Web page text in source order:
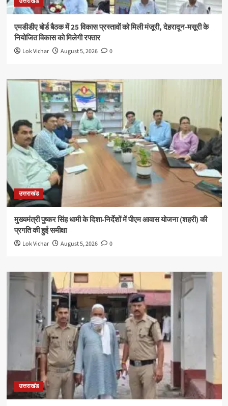
एमडीडीए बोर्ड बैठक में 25 विकास प्रस्तावों को मिली मंजूरी, देहरादून-मसूरी के
नियोजित विकास को मिलेगी रफ्तार
Lok Vichar August 5, 2026 0
उत्तराखंड
मुख्यमंत्री पुष्कर सिंह धामी के दिशा-निर्देशों में पीएम आवास योजना (शहरी) की
प्रगति की हुई समीक्षा
Lok Vichar August 5, 2026 0
उत्तराखंड